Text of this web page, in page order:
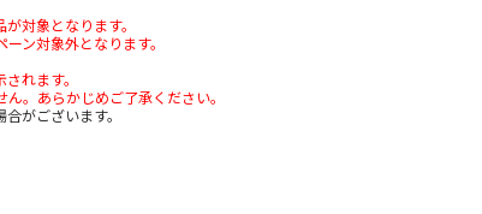
対象となります。
ン対象外となります。
れます。
。あらかじめご了承ください。
がございます。